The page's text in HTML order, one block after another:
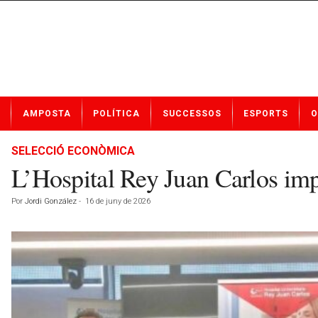
t
AMPOSTA POLÍTICA SUCCESSOS ESPORTS
SELECCIÓ ECONÒMICA
L’Hospital Rey Juan Carlos
Por Jordi González - 16 de juny de 2026